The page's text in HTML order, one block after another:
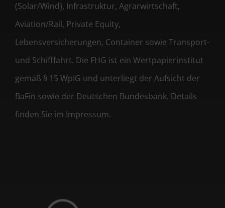
(Solar/Wind), Infrastruktur, Agrarwirtschaft,
Aviation/Rail, Private Equity,
Lebensversicherungen, Container sowie Transport-
und Schifffahrt. Die FHG ist ein Wertpapierinstitut
gemäß § 15 WpIG und unterliegt der Aufsicht der
BaFin sowie der Deutschen Bundesbank. Details
finden Sie im Impressum.